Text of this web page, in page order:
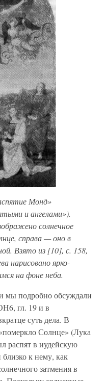
Монд»
и ангелами»).
солнечное
справа — оно в
Взято из [10], с. 158,
нарисовано ярко-
на фоне неба.
мы подробно обсуждали
гл. 19 и в
суть дела. В
Солнце» (Лука
распят в иудейскую
к нему, как
затмения в